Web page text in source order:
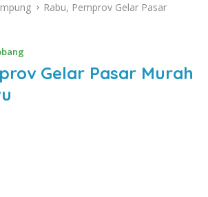
Rabu, Pemprov Gelar Pasar
Gelar Pasar Murah